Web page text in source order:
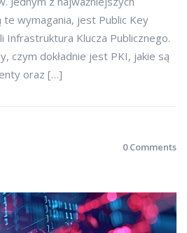
te wymagania, jest Public Key
Infrastruktura Klucza Publicznego.
czym dokładnie jest PKI, jakie są
oraz […]
0 Comments